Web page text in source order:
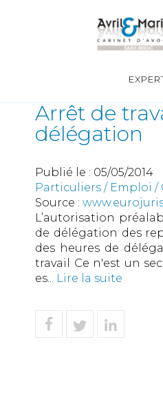
Arrêt de
délégation
Publié le : 05/05/2014
Particuliers / Emploi /
Source :
L’autorisation
de délégation des
des heures de
travail Ce n'est un
es... Lire la suite